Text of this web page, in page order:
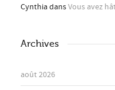
CynthiadansVous avez hâte
Archives
août 2026